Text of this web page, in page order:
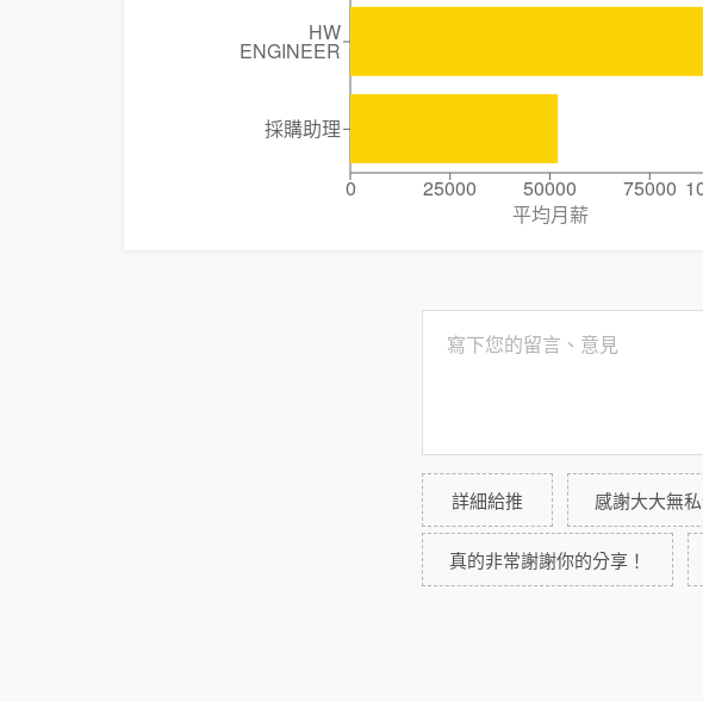
0 25000 50000 75000
平均月薪
HW
ENGINEER
採購助理
詳細給推 感謝大大無
真的非常謝謝你的分享！